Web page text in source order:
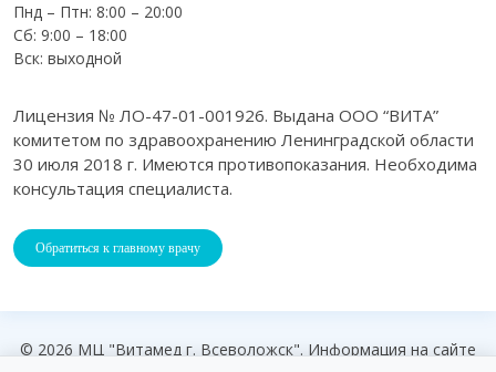
Пнд – Птн: 8:00 – 20:00
Сб: 9:00 – 18:00
Вск: выходной
Лицензия № ЛО-47-01-001926. Выдана ООО “ВИТА”
комитетом по здравоохранению Ленинградской области
30 июля 2018 г. Имеются противопоказания. Необходима
консультация специалиста.
Обратиться к главному врачу
© 2026 МЦ "Витамед г. Всеволожск". Информация на сайте